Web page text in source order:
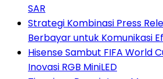
SAR
Strategi Kombinasi Press
Berbayar untuk Komunikasi
Hisense Sambut FIFA World
Inovasi RGB MiniLED